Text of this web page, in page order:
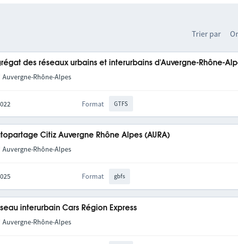
Trier par
des réseaux urbains et interurbains d'Auvergne-Rhône-
Auvergne-Rhône-Alpes
Format GTFS
Citiz Auvergne Rhône Alpes (AURA)
Auvergne-Rhône-Alpes
Format gbfs
interurbain Cars Région Express
Auvergne-Rhône-Alpes